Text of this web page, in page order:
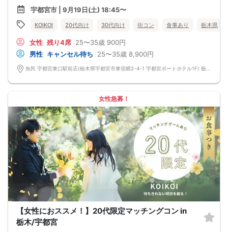
宇都宮市 | 9月19日(土) 18:45〜
KOIKOI 20代向け 30代向け 街コン 食事あり 栃木県
女性 残り4席 25〜35歳 900円
男性 キャンセル待ち 25〜35歳 8,900円
女性急募！
【女性におススメ！】20代限定マッチングコン in
栃木/宇都宮